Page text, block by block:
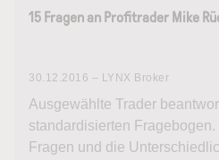
15 Fragen an Profitrader Mike
30.12.2016 – LYNX Broker
Ausgewählte Trader
standardisierten
Fragen und die